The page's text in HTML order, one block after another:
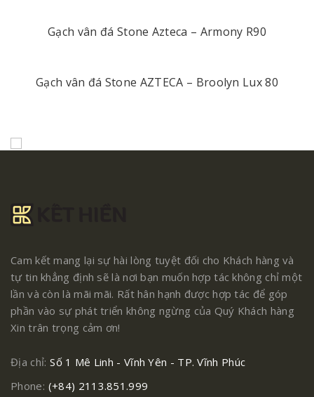
Gạch vân đá Stone Azteca – Armony R90
Gạch vân đá Stone AZTECA – Broolyn Lux 80
Cam kết mang lại sự hài lòng tuyệt đối cho Khách hàng và
tự tin khẳng định sẽ là nơi bạn muốn hợp tác không chỉ một
lần và còn là mãi mãi. Rất hân hạnh được hợp tác để góp
phần vào sự phát triển không ngừng của Quý Khách hàng
Xin trân trọng cảm ơn!
Địa chỉ: Số 1 Mê Linh - Vĩnh Yên - TP. Vĩnh Phúc
Phone: (+84) 2113.851.999